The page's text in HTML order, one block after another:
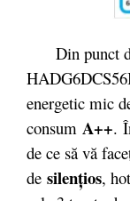
Din punct
energetic mic
consum A++.
de ce să vă
de silenţios,